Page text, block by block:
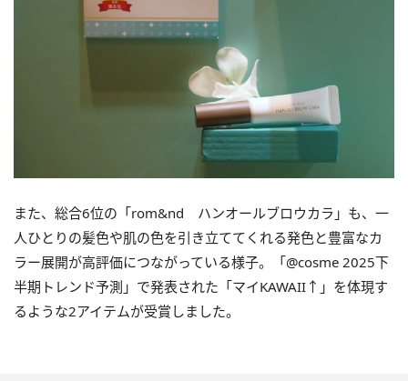
また、総合6位の「rom&nd ハンオールブロウカラ」も、一
人ひとりの髪色や肌の色を引き立ててくれる発色と豊富なカ
ラー展開が高評価につながっている様子。「@cosme 2025下
半期トレンド予測」で発表された「マイKAWAII↑」を体現す
るような2アイテムが受賞しました。